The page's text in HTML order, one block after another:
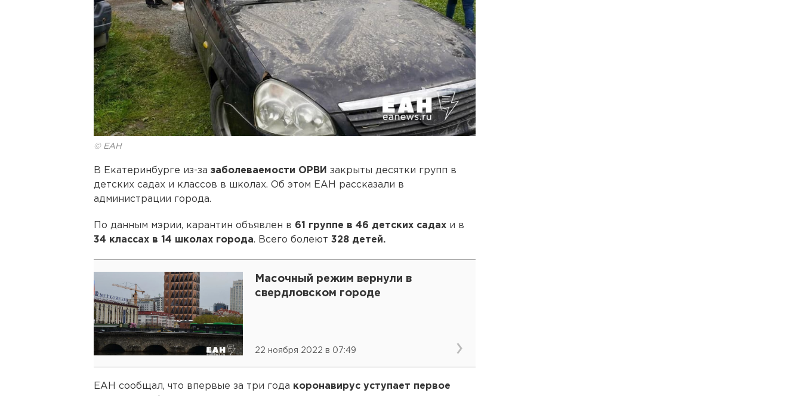
© ЕАН
В Екатеринбурге из-за заболеваемости ОРВИ закрыты десятки групп в
детских садах и классов в школах. Об этом ЕАН рассказали в
администрации города.
По данным мэрии, карантин объявлен в 61 группе в 46 детских садах и в
34 классах в 14 школах города. Всего болеют 328 детей.
Масочный режим вернули в
свердловском городе
22 ноября 2022 в 07:49
ЕАН сообщал, что впервые за три года коронавирус уступает первое